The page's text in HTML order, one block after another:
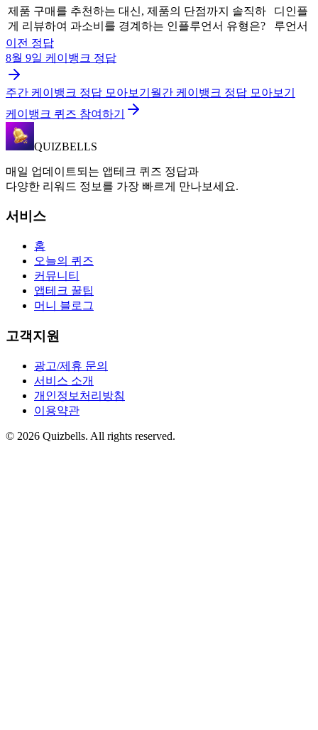
제품 구매를 추천하는 대신, 제품의 단점까지 솔직하
게 리뷰하여 과소비를 경계하는 인플루언서 유형은?
디인플
루언서
이전 정답
8월 9일 케이뱅크 정답
주간 케이뱅크 정답 모아보기 월간 케이뱅크 정답 모아보기
케이뱅크 퀴즈 참여하기
QUIZBELLS
매일 업데이트되는 앱테크 퀴즈 정답과
다양한 리워드 정보를 가장 빠르게 만나보세요.
서비스
홈
오늘의 퀴즈
커뮤니티
앱테크 꿀팁
머니 블로그
고객지원
광고/제휴 문의
서비스 소개
개인정보처리방침
이용약관
© 2026 Quizbells. All rights reserved.